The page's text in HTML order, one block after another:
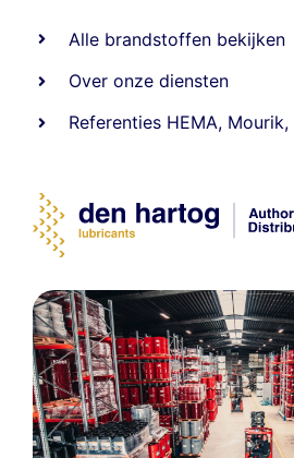
Alle brandstoffen bekijken
Over onze diensten
Referenties HEMA, Mourik,